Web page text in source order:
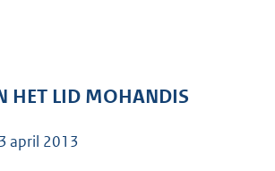
HET LID MOHANDIS
april 2013